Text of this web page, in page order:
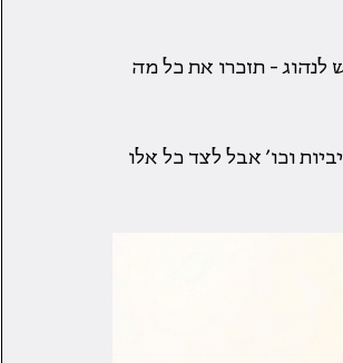
- תזכרו את כל מה
וכו׳ אבל לצד כל אלו